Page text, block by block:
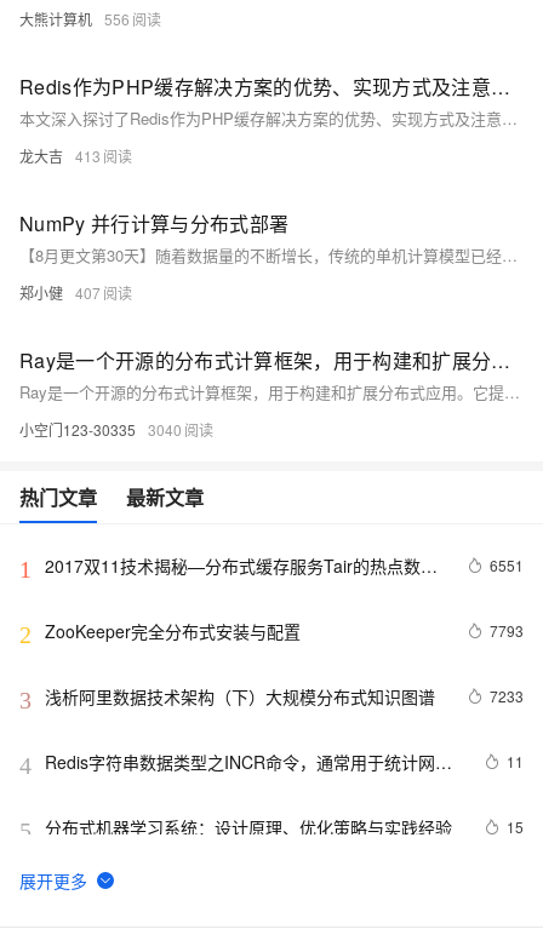
大熊计算机 556
Redis作为PHP缓存解决方案的优势、实现方式及注意事项。Redis凭借其高性能、丰富的数据结构、数据持久化和分布式支持等特点，在提升应用响应速度和处理能力方面表现突出
本文深入探讨了Redis作为PHP缓存解决方案的优势、实现方式及注意事项。Redis凭借其高性能、丰富的数据结构、数据持久化和分布式支持等特点，在提升应用响应速度和处理能力方面表现突出。文章还介绍了Redis在页面缓存、数据缓存和会话缓存等应用场景中的使用，并强调了缓存数据一致性、过期时间设置、容量控制和安全问题的重要性。
龙大吉 413
NumPy 并行计算与分布式部署
【8月更文第30天】随着数据量的不断增长，传统的单机计算模型已经难以满足对大规模数据集处理的需求。并行和分布式计算成为了处理这些大数据集的关键技术。虽然 NumPy 本身并不直接支持并行计算，但可以通过结合其他库如 Numba 和 Dask 来实现高效的并行和分布式计算。
郑小健 407
Ray是一个开源的分布式计算框架，用于构建和扩展分布式应用。它提供了简单的API，使得开发者可以轻松地编写并行和分布式代码，而无需担心底层的复杂性。
Ray是一个开源的分布式计算框架，用于构建和扩展分布式应用。它提供了简单的API，使得开发者可以轻松地编写并行和分布式代码，而无需担心底层的复杂性。
小空门123-30335 3040
热门文章 最新文章
1
2017双11技术揭秘—分布式缓存服务Tair的热点数据
6551
2 ZooKeeper完全分布式安装与配置 7793
3 浅析阿里数据技术架构（下）大规模分布式知识图谱 7233
4 Redis字符串数据类型之INCR命令，通常用于统计网站
11
5 分布式机器学习系统：设计原理、优化策略与实践经验 15
6
Flink CDC产品常见问题之读分布式mysql报连接超时如